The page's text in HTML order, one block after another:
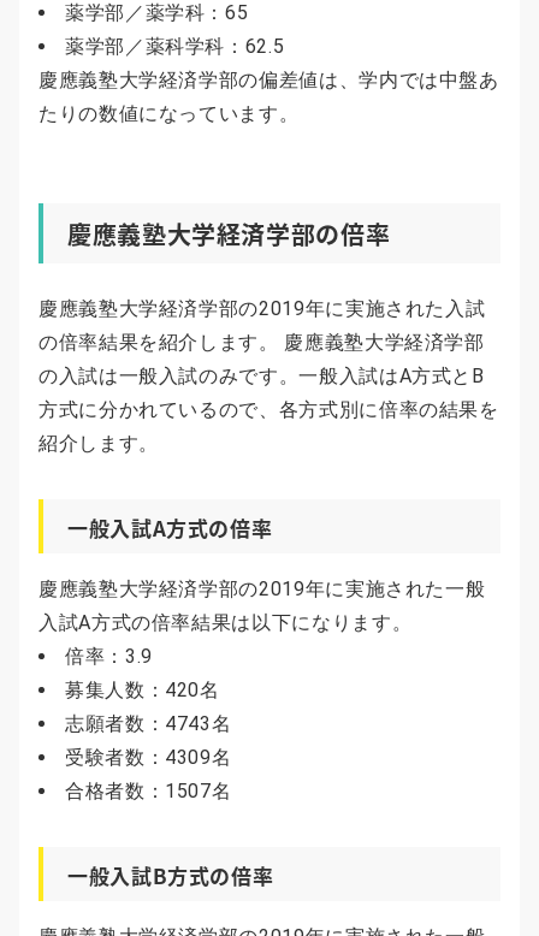
薬学部／薬学科：65
薬学部／薬科学科：62.5
慶應義塾大学経済学部の偏差値は、学内では中盤あ
たりの数値になっています。
慶應義塾大学経済学部の倍率
慶應義塾大学経済学部の2019年に実施された入試
の倍率結果を紹介します。 慶應義塾大学経済学部
の入試は一般入試のみです。一般入試はA方式とB
方式に分かれているので、各方式別に倍率の結果を
紹介します。
一般入試A方式の倍率
慶應義塾大学経済学部の2019年に実施された一般
入試A方式の倍率結果は以下になります。
倍率：3.9
募集人数：420名
志願者数：4743名
受験者数：4309名
合格者数：1507名
一般入試B方式の倍率